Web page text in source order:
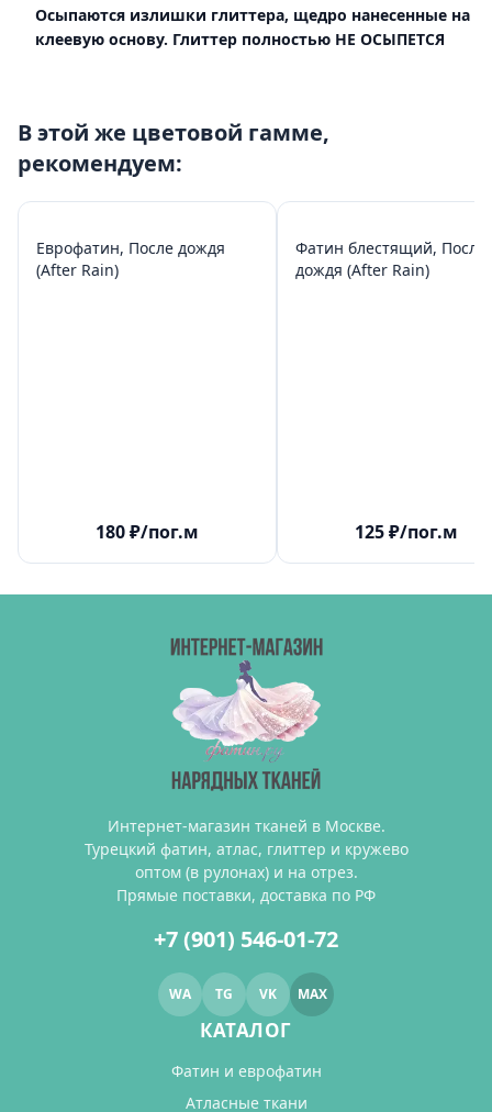
Осыпаются излишки глиттера, щедро нанесенные на
клеевую основу. Глиттер полностью НЕ ОСЫПЕТСЯ
В этой же цветовой гамме,
рекомендуем:
Еврофатин, После дождя
(After Rain)
180₽/пог.м
Фатин блестящий, После
дождя (After Rain)
125₽/пог.м
Интернет-магазин тканей в Москве.
Турецкий фатин, атлас, глиттер и кружево
оптом (в рулонах) и на отрез.
Прямые поставки, доставка по РФ
+7 (901) 546-01-72
WA TG VK MAX
КАТАЛОГ
Фатин и еврофатин
Атласные ткани